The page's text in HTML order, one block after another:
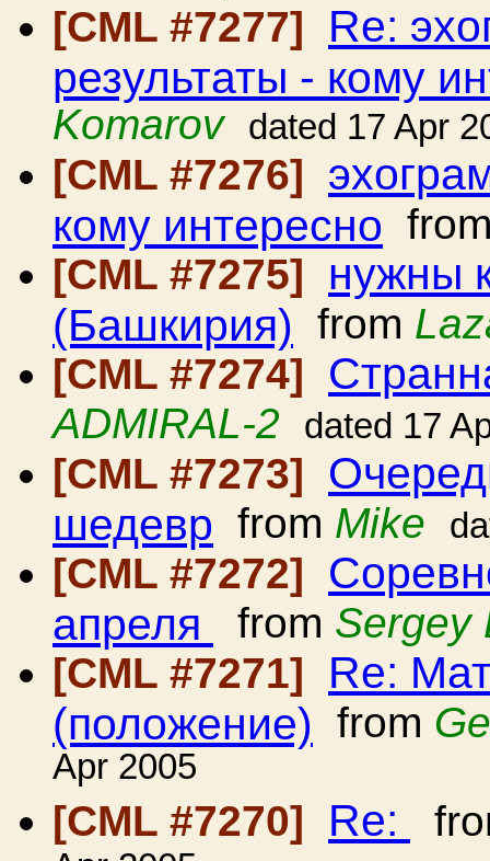
[CML #7277] Re:
результаты - кому
Komarov
dated 17 Apr
[CML #7276]
кому интересно
[CML #7275]
нужны
(Башкирия) from
[CML #7274]
ADMIRAL-2 dated 17
[CML #7273]
шедевр from Mike
[CML #7272]
апреля from Sergey
[CML #7271]
Re:
(положение) from
Apr 2005
[CML #7270]
Re: